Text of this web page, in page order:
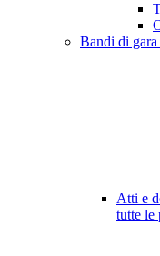
Bandi di gara
Atti e
tutte le